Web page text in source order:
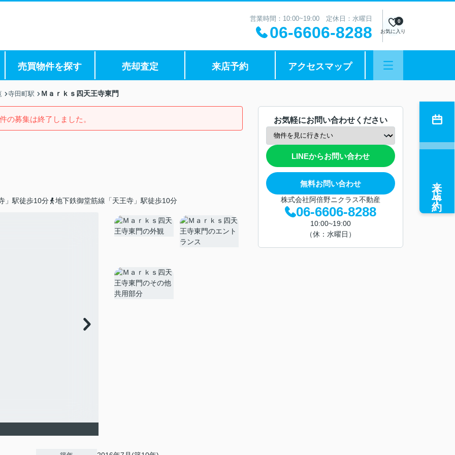
営業時間：10:00~19:00 定休日：水曜日
06-6606-8288 お気に入り
0
売買物件を探す 売却査定 来店予約 アクセスマップ
寺田町駅 Ｍａｒｋｓ四天王寺東門
の募集は終了しました。
」駅徒歩10分 地下鉄御堂筋線「天王寺」駅徒歩10分
お気軽にお問い合わせください
LINEからお問い合わせ
無料お問い合わせ
株式会社阿倍野ニクラス不動産
06-6606-8288
10:00~19:00
（休：水曜日）
来店予約